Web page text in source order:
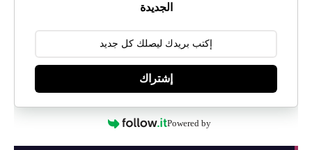
الجديدة
إشتراك
Powered by